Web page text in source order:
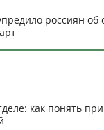
россиян об
как понять